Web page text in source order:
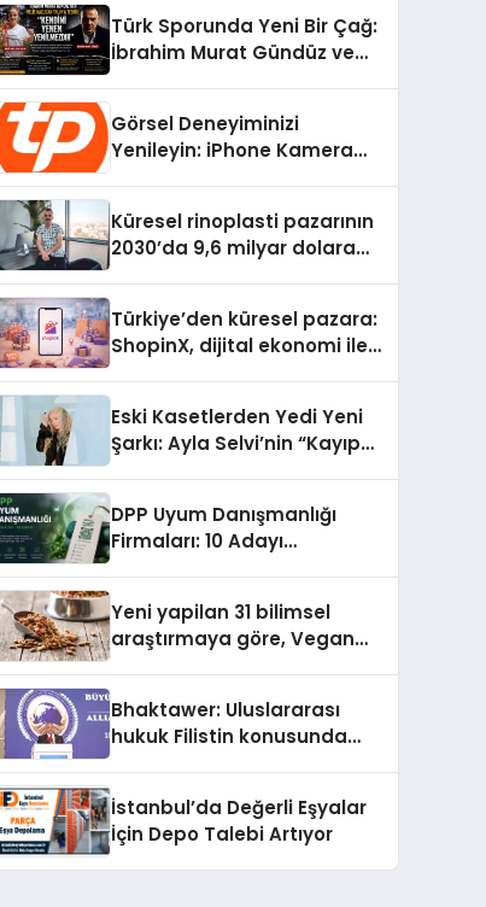
Türk Sporunda Yeni Bir Çağ:
İbrahim Murat Gündüz ve
Görsel Deneyiminizi
Yenileyin: iPhone Kamera
Küresel rinoplasti pazarının
2030’da 9,6 milyar dolara
Türkiye’den küresel pazara:
ShopinX, dijital ekonomi ile
Eski Kasetlerden Yedi Yeni
Şarkı: Ayla Selvi’nin “Kayıp
DPP Uyum Danışmanlığı
Firmaları: 10 Adayı
Yeni yapilan 31 bilimsel
araştırmaya göre, Vegan
Sindirildiğini Ortaya Koydu
Bhaktawer: Uluslararası
hukuk Filistin konusunda
İstanbul’da Değerli Eşyalar
İçin Depo Talebi Artıyor